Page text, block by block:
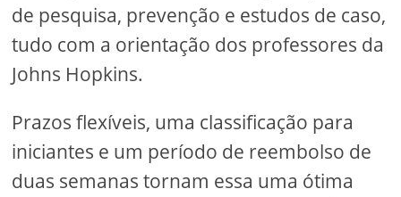
de pesquisa, prevenção e estudos de caso,
tudo com a orientação dos professores da
Johns Hopkins.
Prazos flexíveis, uma classificação para
iniciantes e um período de reembolso de
duas semanas tornam essa uma ótima